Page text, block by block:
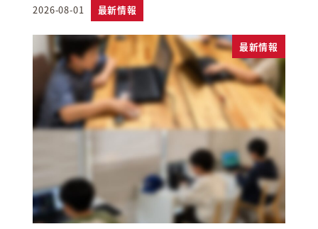
投稿日
2026-08-01 最新情報
最新情報